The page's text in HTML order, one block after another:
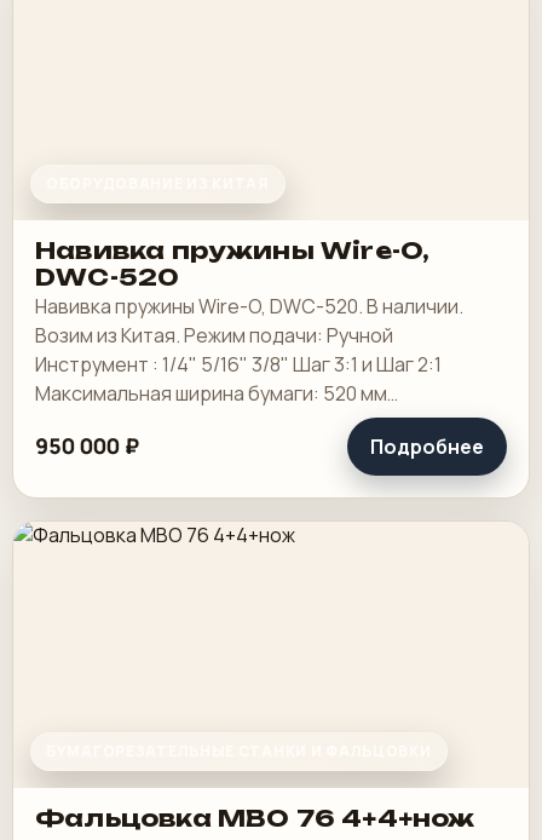
Навивка пружины Wire-O,
DWC-520
Навивка пружины Wire-O, DWC-520. В наличии.
Возим из Китая. Режим подачи: Ручной
Инструмент : 1/4" 5/16" 3/8" Шаг 3:1 и Шаг 2:1
Максимальная ширина бумаги: 520 мм
Максимальная ширина переплета: 507 мм
Минимальная ширина.
950 000 ₽ Подробнее
Фальцовка MBO 76 4+4+нож